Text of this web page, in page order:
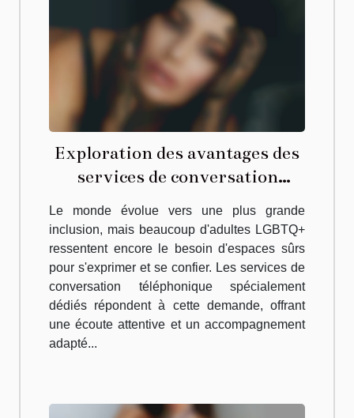
Exploration des avantages des
services de conversation
téléphonique pour adultes
LGBTQ+
Le monde évolue vers une plus grande
inclusion, mais beaucoup d'adultes LGBTQ+
ressentent encore le besoin d'espaces sûrs
pour s'exprimer et se confier. Les services de
conversation téléphonique spécialement
dédiés répondent à cette demande, offrant
une écoute attentive et un accompagnement
adapté...